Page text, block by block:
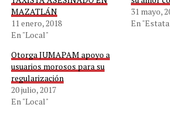
MAZATLÁN
11 enero, 2018
En "Local"
31 mayo,
En
Otorga JUMAPAM apoyo a
usuarios morosos para su
regularización
20 julio, 2017
En "Local"